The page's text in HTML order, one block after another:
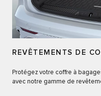
REVÊTEMENTS DE
Protégez votre coffre à
avec notre gamme de